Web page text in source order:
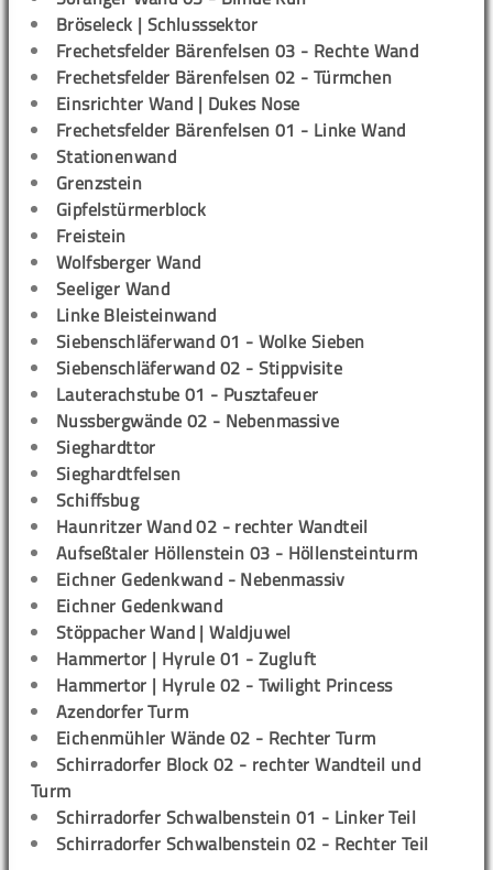
Bröseleck | Schlusssektor
Frechetsfelder Bärenfelsen 03 - Rechte Wand
Frechetsfelder Bärenfelsen 02 - Türmchen
Einsrichter Wand | Dukes Nose
Frechetsfelder Bärenfelsen 01 - Linke Wand
Stationenwand
Grenzstein
Gipfelstürmerblock
Freistein
Wolfsberger Wand
Seeliger Wand
Linke Bleisteinwand
Siebenschläferwand 01 - Wolke Sieben
Siebenschläferwand 02 - Stippvisite
Lauterachstube 01 - Pusztafeuer
Nussbergwände 02 - Nebenmassive
Sieghardttor
Sieghardtfelsen
Schiffsbug
Haunritzer Wand 02 - rechter Wandteil
Aufseßtaler Höllenstein 03 - Höllensteinturm
Eichner Gedenkwand - Nebenmassiv
Eichner Gedenkwand
Stöppacher Wand | Waldjuwel
Hammertor | Hyrule 01 - Zugluft
Hammertor | Hyrule 02 - Twilight Princess
Azendorfer Turm
Eichenmühler Wände 02 - Rechter Turm
Schirradorfer Block 02 - rechter Wandteil und
Turm
Schirradorfer Schwalbenstein 01 - Linker Teil
Schirradorfer Schwalbenstein 02 - Rechter Teil